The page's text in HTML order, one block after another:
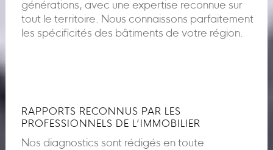
générations, avec une expertise reconnue sur
tout le territoire. Nous connaissons parfaitement
les spécificités des bâtiments de votre région.
RAPPORTS RECONNUS PAR LES
PROFESSIONNELS DE L’IMMOBILIER
Nos diagnostics sont rédigés en toute